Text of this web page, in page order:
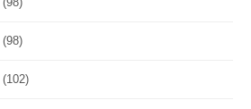
(98)
(102)